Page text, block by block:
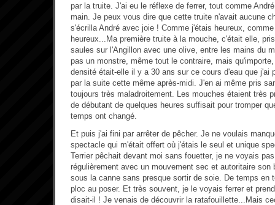
par la truite. J'ai eu le réflexe de ferrer, tout comme
main. Je peux vous dire que cette truite n'avait aucune
s'écrilla André avec joie ! Comme j'étais heureux,
heureux...Ma première truite à la mouche, c'était elle,
saules sur l'Angillon avec une olive, entre les mains du
pas un monstre, même tout le contraire, mais
densité était-elle il y a 30 ans sur ce cours d'eau que j'ai
par la suite cette même après-midi. J'en ai même pris
toujours très maladroitement. Les mouches étaient très
de débutant de quelques heures suffisait pour tromper
temps ont changé.
Et puis j'ai fini par arrêter de pêcher. Je ne voulais
spectacle qui m'était offert où j'étais le seul et unique
Terrier pêchait devant moi sans fouetter, je ne voyais
régulièrement avec un mouvement sec et autoritaire son
sous la canne sans presque sortir de soie. De temps en
ploc au poser. Et très souvent, je le voyais ferrer et
disait-il ! Je venais de découvrir la ratafouillette...Mais